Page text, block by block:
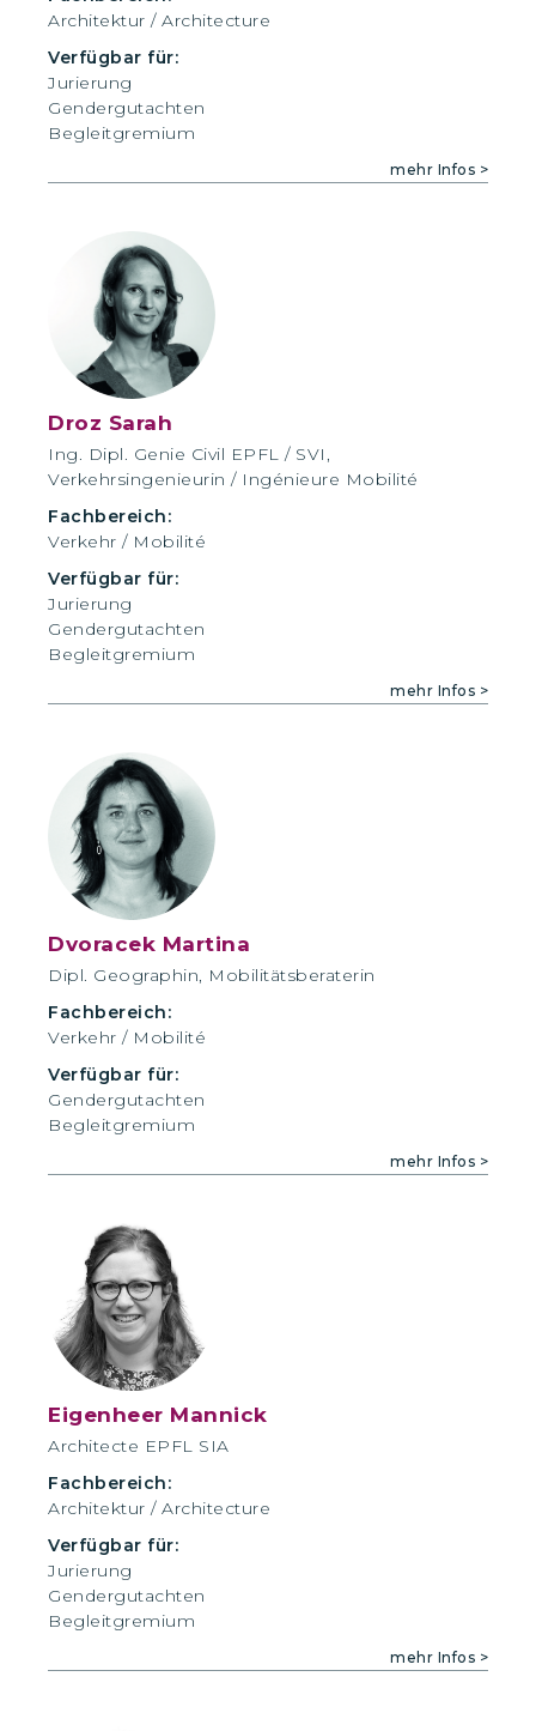
Architektur / Architecture
Verfügbar für:
Jurierung
Gendergutachten
Begleitgremium
mehr Infos >
Droz Sarah
Ing. Dipl. Genie Civil EPFL / SVI,
Verkehrsingenieurin / Ingénieure Mobilité
Fachbereich:
Verkehr / Mobilité
Verfügbar für:
Jurierung
Gendergutachten
Begleitgremium
mehr Infos >
Dvoracek Martina
Dipl. Geographin, Mobilitätsberaterin
Fachbereich:
Verkehr / Mobilité
Verfügbar für:
Gendergutachten
Begleitgremium
mehr Infos >
Eigenheer Mannick
Architecte EPFL SIA
Fachbereich:
Architektur / Architecture
Verfügbar für:
Jurierung
Gendergutachten
Begleitgremium
mehr Infos >